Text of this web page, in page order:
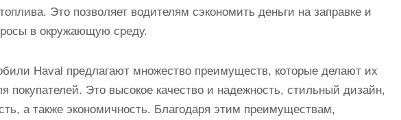
Это позволяет водителям сэкономить деньги на заправке и
в окружающую среду.
Haval предлагают множество преимуществ, которые делают их
покупателей. Это высокое качество и надежность, стильный дизайн,
а также экономичность. Благодаря этим преимуществам,